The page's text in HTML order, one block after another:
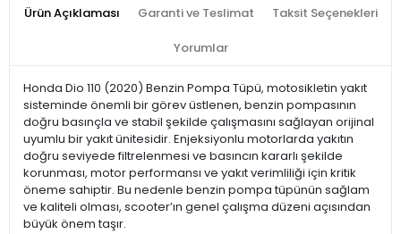
Ürün Açıklaması Garanti ve Teslimat Taksit Seçenekleri
Yorumlar
Honda Dio 110 (2020) Benzin Pompa Tüpü, motosikletin yakıt
sisteminde önemli bir görev üstlenen, benzin pompasının
doğru basınçla ve stabil şekilde çalışmasını sağlayan orijinal
uyumlu bir yakıt ünitesidir. Enjeksiyonlu motorlarda yakıtın
doğru seviyede filtrelenmesi ve basıncın kararlı şekilde
korunması, motor performansı ve yakıt verimliliği için kritik
öneme sahiptir. Bu nedenle benzin pompa tüpünün sağlam
ve kaliteli olması, scooter’ın genel çalışma düzeni açısından
büyük önem taşır.